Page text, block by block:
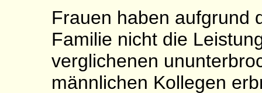
Frauen haben aufgrund
Familie nicht die
verglichenen
männlichen Kollegen